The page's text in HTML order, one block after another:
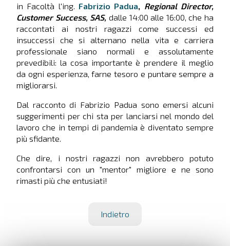
in Facoltà l'ing. Fabrizio Padua, Regional Director,
Customer Success, SAS, dalle 14:00 alle 16:00, che ha
raccontati ai nostri ragazzi come successi ed
insuccessi che si alternano nella vita e carriera
professionale siano normali e assolutamente
prevedibili: la cosa importante è prendere il meglio
da ogni esperienza, farne tesoro e puntare sempre a
migliorarsi.
Dal racconto di Fabrizio Padua sono emersi alcuni
suggerimenti per chi sta per lanciarsi nel mondo del
lavoro che in tempi di pandemia è diventato sempre
più sfidante.
Che dire, i nostri ragazzi non avrebbero potuto
confrontarsi con un "mentor" migliore e ne sono
rimasti più che entusiati!
Indietro